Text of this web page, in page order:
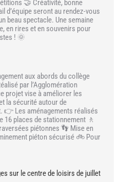
🤝 Créativité, bonne
d’équipe seront au rendez-vous
beau spectacle. Une semaine
en rires et en souvenirs pour
! 🌞
aux abords du collège
par l’Agglomération
projet vise à améliorer les
la sécurité autour de
👉 Les aménagements réalisés
16 places de stationnement 🚶
piétonnes 👣 Mise en
piéton sécurisé 🚲 Pour
sur le centre de loisirs de juillet